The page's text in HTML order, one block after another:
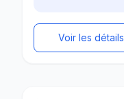
Voir les détails